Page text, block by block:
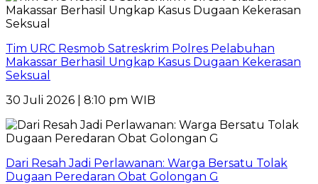
Tim URC Resmob Satreskrim Polres Pelabuhan
Makassar Berhasil Ungkap Kasus Dugaan Kekerasan
Seksual
30 Juli 2026 | 8:10 pm WIB
Dari Resah Jadi Perlawanan: Warga Bersatu Tolak
Dugaan Peredaran Obat Golongan G